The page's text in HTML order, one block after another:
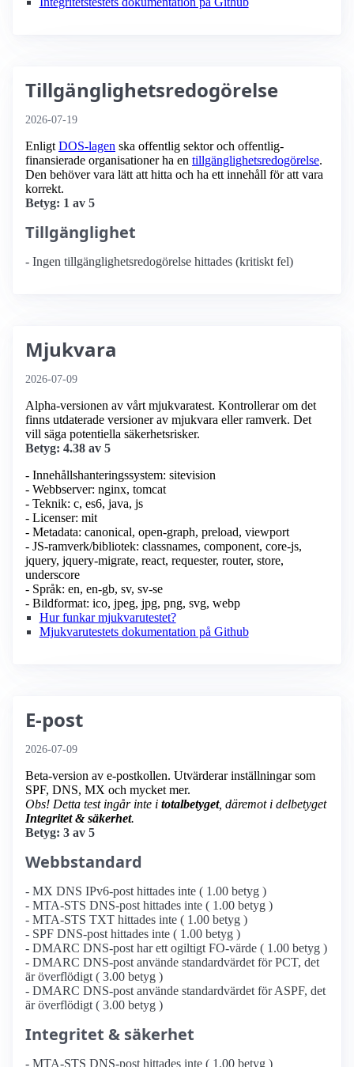
Tillgänglighetsredogörelse
2026-07-19
Enligt DOS-lagen ska offentlig sektor och offentlig­
finansierade organisationer ha en tillgänglighets­redogörelse.
Den behöver vara lätt att hitta och ha ett innehåll för att vara
korrekt.
Betyg: 1 av 5
Tillgänglighet
- Ingen tillgänglighetsredogörelse hittades (kritiskt fel)
Mjukvara
2026-07-09
Alpha-versionen av vårt mjukvaratest. Kontrollerar om det
finns utdaterade versioner av mjukvara eller ramverk. Det
vill säga potentiella säkerhetsrisker.
Betyg: 4.38 av 5
- Innehållshanteringssystem: sitevision
- Webbserver: nginx, tomcat
- Teknik: c, es6, java, js
- Licenser: mit
- Metadata: canonical, open-graph, preload, viewport
- JS-ramverk/bibliotek: classnames, component, core-js,
jquery, jquery-migrate, react, requester, router, store,
underscore
- Språk: en, en-gb, sv, sv-se
- Bildformat: ico, jpeg, jpg, png, svg, webp
Hur funkar mjukvarutestet?
Mjukvarutestets dokumentation på Github
E-post
2026-07-09
Beta-version av e-postkollen. Utvärderar inställningar som
SPF, DNS, MX och mycket mer.
Obs! Detta test ingår inte i totalbetyget, däremot i delbetyget
Integritet & säkerhet.
Betyg: 3 av 5
Webbstandard
- MX DNS IPv6-post hittades inte ( 1.00 betyg )
- MTA-STS DNS-post hittades inte ( 1.00 betyg )
- MTA-STS TXT hittades inte ( 1.00 betyg )
- SPF DNS-post hittades inte ( 1.00 betyg )
- DMARC DNS-post har ett ogiltigt FO-värde ( 1.00 betyg )
- DMARC DNS-post använde standardvärdet för PCT, det
är överflödigt ( 3.00 betyg )
- DMARC DNS-post använde standardvärdet för ASPF, det
är överflödigt ( 3.00 betyg )
Integritet & säkerhet
- MTA-STS DNS-post hittades inte ( 1.00 betyg )